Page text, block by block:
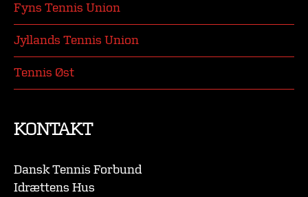
Fyns Tennis Union
Jyllands Tennis Union
Tennis Øst
KONTAKT
Dansk Tennis Forbund
Idrættens Hus